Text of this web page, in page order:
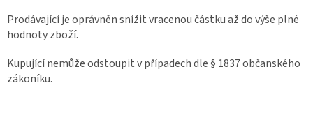
Prodávající je oprávněn snížit vracenou částku až do výše plné
hodnoty zboží.
Kupující nemůže odstoupit v případech dle § 1837 občanského
zákoníku.